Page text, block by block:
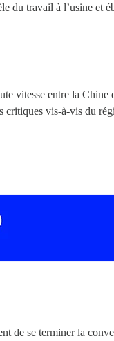
travail à l’usine et
vitesse entre la
critiques vis-à-vis du
de se terminer la